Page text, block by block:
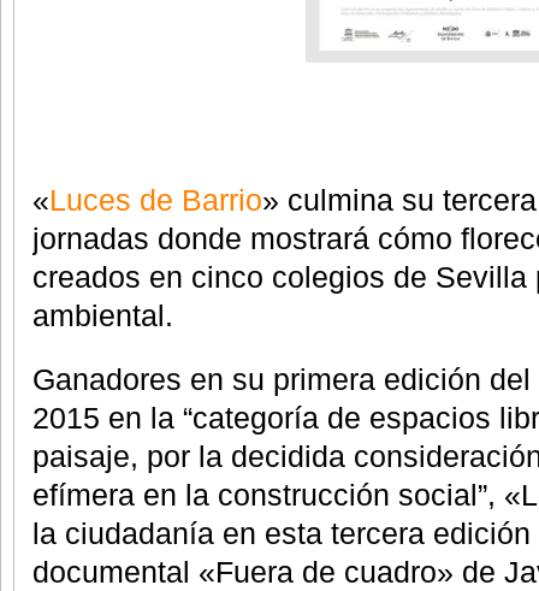
«Luces de Barrio» culmina su
jornadas donde mostrará cómo
creados en cinco colegios de Sevilla
ambiental.
Ganadores en su primera edición
2015 en la “categoría de espacios
paisaje, por la decidida
efímera en la construcción social”,
la ciudadanía en esta tercera
documental «Fuera de cuadro» de